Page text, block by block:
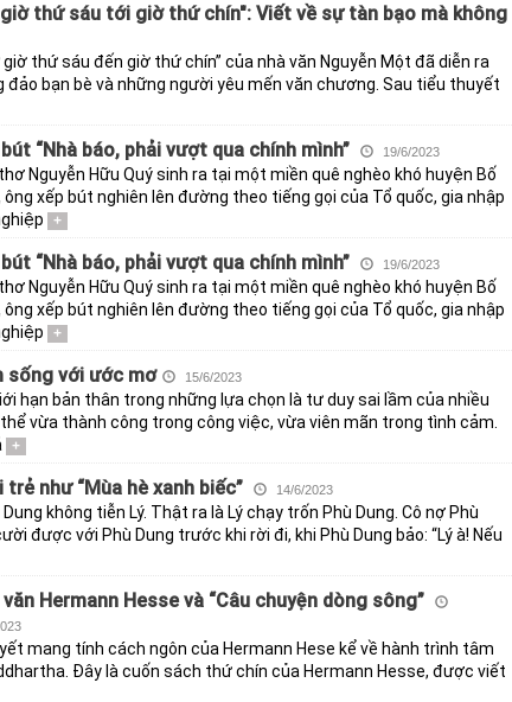
thứ sáu tới giờ thứ chín": Viết về sự tàn bạo mà không
thứ sáu đến giờ thứ chín” của nhà văn Nguyễn Một đã diễn ra
đảo bạn bè và những người yêu mến văn chương. Sau tiểu thuyết
“Nhà báo, phải vượt qua chính mình” 19/6/2023
Nguyễn Hữu Quý sinh ra tại một miền quê nghèo khó huyện Bố
ông xếp bút nghiên lên đường theo tiếng gọi của Tổ quốc, gia nhập
+
“Nhà báo, phải vượt qua chính mình” 19/6/2023
Nguyễn Hữu Quý sinh ra tại một miền quê nghèo khó huyện Bố
ông xếp bút nghiên lên đường theo tiếng gọi của Tổ quốc, gia nhập
+
sống với ước mơ 15/6/2023
hạn bản thân trong những lựa chọn là tư duy sai lầm của nhiều
vừa thành công trong công việc, vừa viên mãn trong tình cảm.
+
trẻ như “Mùa hè xanh biếc” 14/6/2023
Dung không tiễn Lý. Thật ra là Lý chạy trốn Phù Dung. Cô nợ Phù
được với Phù Dung trước khi rời đi, khi Phù Dung bảo: “Lý à! Nếu
văn Hermann Hesse và “Câu chuyện dòng sông”
mang tính cách ngôn của Hermann Hese kể về hành trình tâm
Đây là cuốn sách thứ chín của Hermann Hesse, được viết